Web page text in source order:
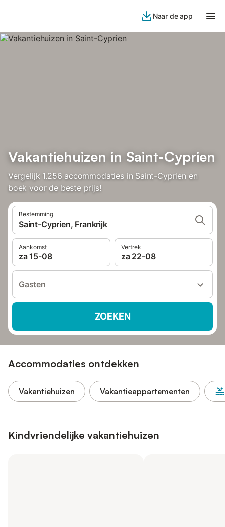
Naar de app
Vakantiehuizen in Saint-Cyprien
Vergelijk 1.256 accommodaties in Saint-Cyprien en
boek voor de beste prijs!
Bestemming
Saint-Cyprien, Frankrijk
Aankomst
za 15-08
Vertrek
za 22-08
Gasten
ZOEKEN
Accommodaties ontdekken
Vakantiehuizen Vakantieappartementen
Kindvriendelijke vakantiehuizen